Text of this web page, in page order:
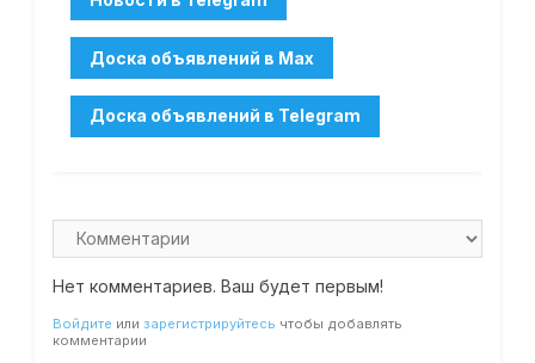
Нет комментариев. Ваш будет первым!
Войдите или зарегистрируйтесь чтобы добавлять
комментарии